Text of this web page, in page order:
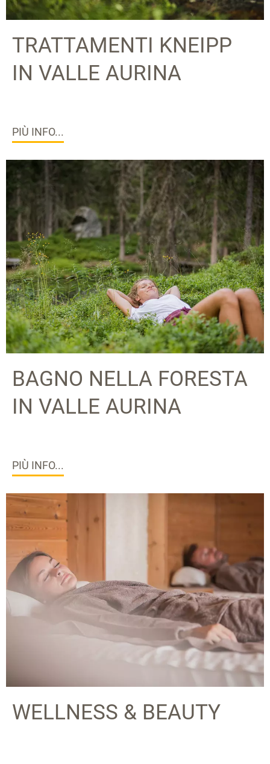
TRATTAMENTI KNEIPP
IN VALLE AURINA
PIÙ INFO...
BAGNO NELLA FORESTA
IN VALLE AURINA
PIÙ INFO...
WELLNESS & BEAUTY